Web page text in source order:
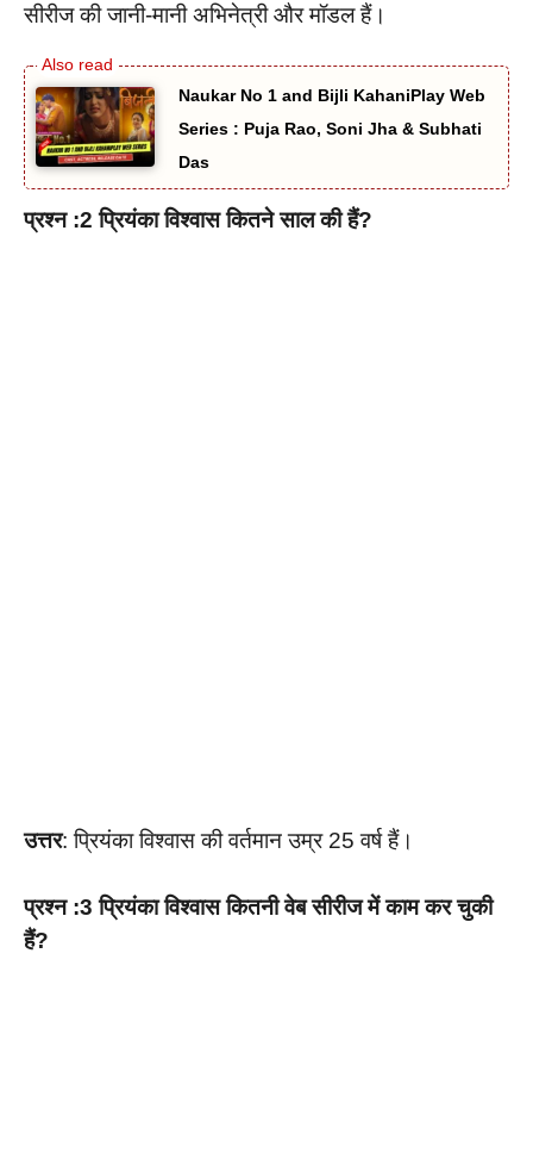
सीरीज की जानी-मानी अभिनेत्री और मॉडल हैं।
Naukar No 1 and Bijli KahaniPlay Web
Series : Puja Rao, Soni Jha & Subhati
Das
प्रश्न :2 प्रियंका विश्वास कितने साल की हैं?
उत्तर: प्रियंका विश्वास की वर्तमान उम्र 25 वर्ष हैं।
प्रश्न :3 प्रियंका विश्वास कितनी वेब सीरीज में काम कर चुकी
हैं?